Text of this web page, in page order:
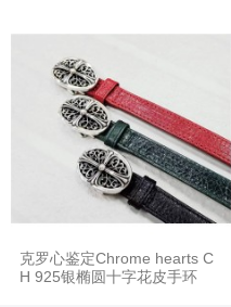
克罗心鉴定Chrome hearts C
H 925银椭圆十字花皮手环